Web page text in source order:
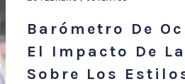
Barómetro De
El Impacto De
Sobre Los